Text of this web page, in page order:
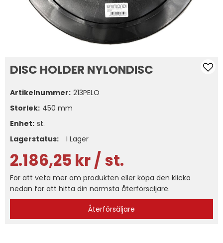
DISC HOLDER NYLONDISC
Artikelnummer: 213PELO
Storlek 450 mm
Enhet: st.
Lagerstatus:
I Lager
2.186,25 kr/ st.
För att veta mer om produkten eller köpa den klicka
nedan för att hitta din närmsta återförsäljare.
Återförsäljare